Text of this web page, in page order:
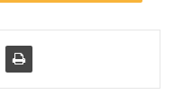
dapat mengakses